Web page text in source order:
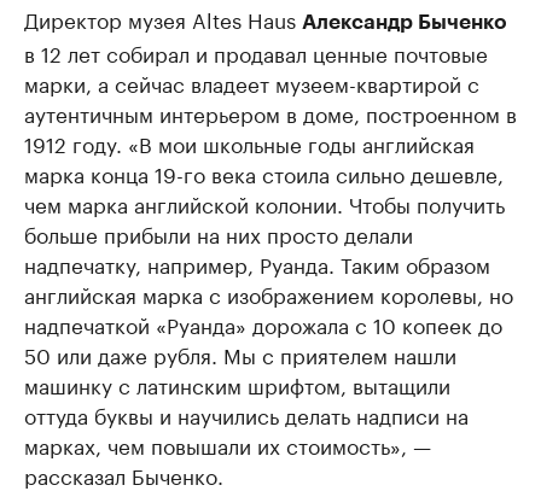
Директор музея Altes Haus Александр Быченко
в 12 лет собирал и продавал ценные почтовые
марки, а сейчас владеет музеем-квартирой с
аутентичным интерьером в доме, построенном в
1912 году. «В мои школьные годы английская
марка конца 19-го века стоила сильно дешевле,
чем марка английской колонии. Чтобы получить
больше прибыли на них просто делали
надпечатку, например, Руанда. Таким образом
английская марка с изображением королевы, но
надпечаткой «Руанда» дорожала с 10 копеек до
50 или даже рубля. Мы с приятелем нашли
машинку с латинским шрифтом, вытащили
оттуда буквы и научились делать надписи на
марках, чем повышали их стоимость», —
рассказал Быченко.